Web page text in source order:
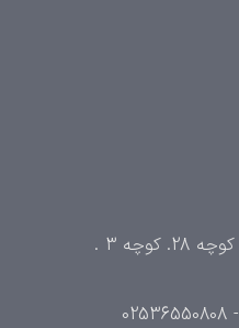
آدرس:قم. خیابان کوه سفید. کوچه 28. کوچه 3 .